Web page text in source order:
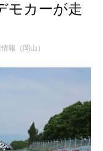
モカーが走
報（岡山）